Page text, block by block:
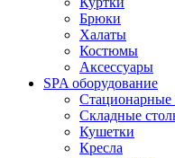
Брюки
Халаты
Костюмы
Аксессуары
SPA оборудование
Стационарные
Складные
Кушетки
Кресла